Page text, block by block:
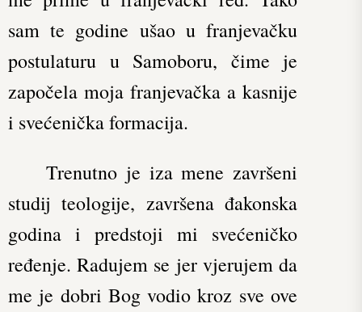
sam te godine ušao u franjevačku
postulaturu u Samoboru, čime je
započela moja franjevačka a kasnije
i svećenička formacija.
Trenutno je iza mene završeni
studij teologije, završena đakonska
godina i predstoji mi svećeničko
ređenje. Radujem se jer vjerujem da
me je dobri Bog vodio kroz sve ove